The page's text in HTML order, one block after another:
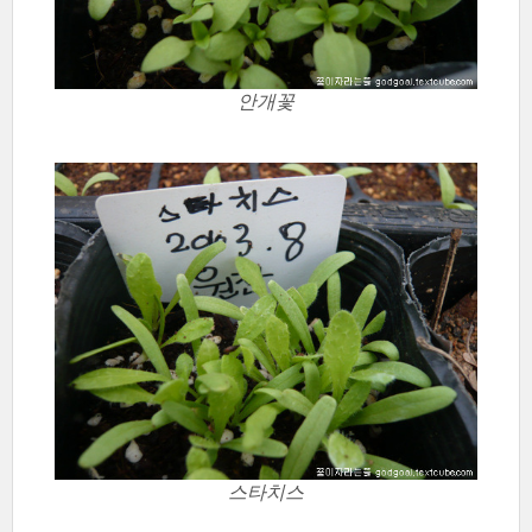
안개꽃
스타치스